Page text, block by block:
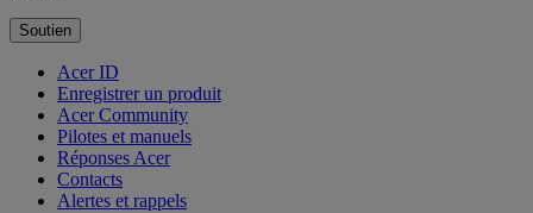
Soutien
Acer ID
Enregistrer un produit
Acer Community
Pilotes et manuels
Réponses Acer
Contacts
Alertes et rappels